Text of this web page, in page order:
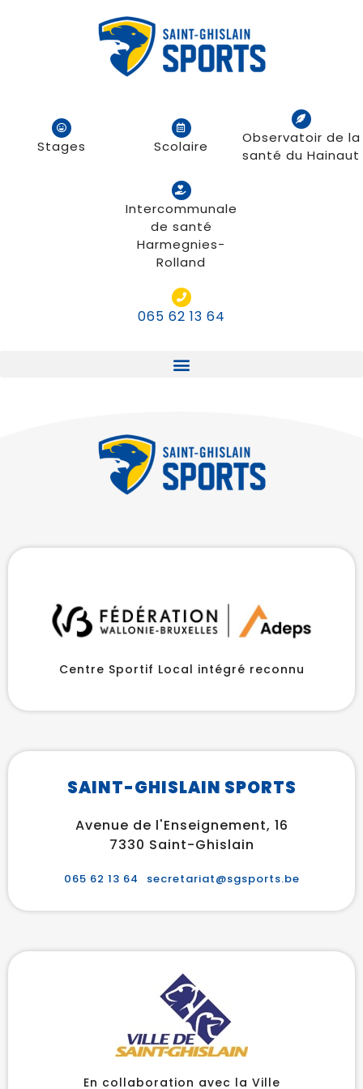
Stages Scolaire
Observatoir de la
santé du Hainaut
Intercommunale
de santé
Harmegnies-
Rolland
065 62 13 64
Centre Sportif Local intégré reconnu
SAINT-GHISLAIN SPORTS
Avenue de l'Enseignement, 16
7330 Saint-Ghislain
065 62 13 64 secretariat@sgsports.be
En collaboration avec la Ville